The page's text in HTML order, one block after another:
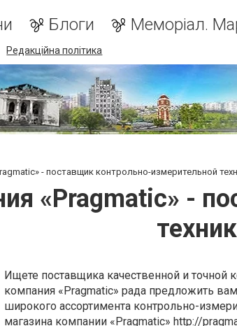
Блоги Меморіал.
Редакційна політика
- поставщик контрольно-измерительной
«Рragmatic» -
Ищете поставщика качественной и точной
компания «Рragmatic» рада предложить
широкого ассортимента контрольно-
магазина компании «Рragmatic» http://